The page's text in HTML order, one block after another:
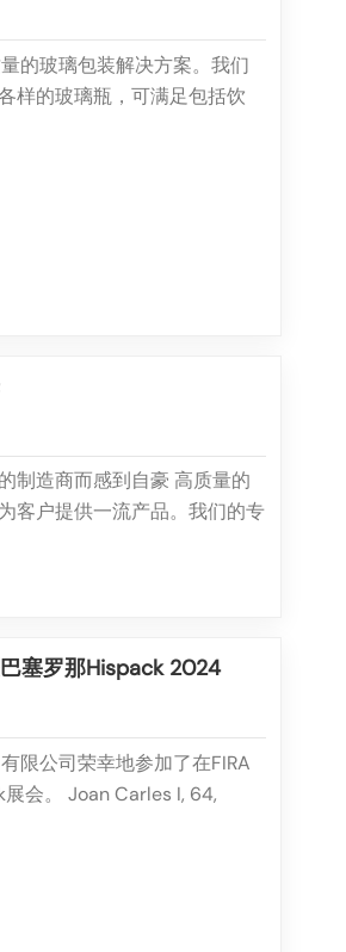
的玻璃包装解决方案。我们
样的玻璃瓶，可满足包括饮
方案。尖端的生产和定制
制造商而感到自豪 高质量的
客户提供一流产品。我们的专
色玻璃瓶。 使用我们的产
塞罗那Hispack 2024
限公司荣幸地参加了在FIRA
会。 Joan Carles I, 64,
争力在竞争日益激烈的玻璃